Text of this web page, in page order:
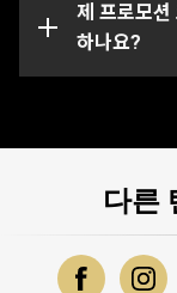
제 프로모션
하나요?
있습니다. 특정
포트 팀에 문의를
다른